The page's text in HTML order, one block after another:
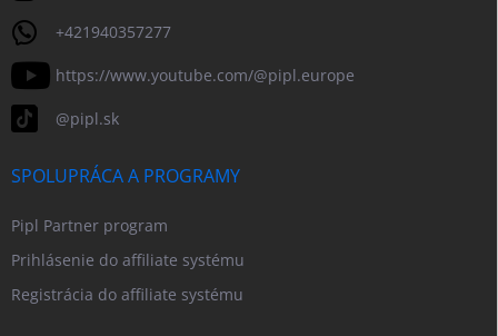
+421940357277
https://www.youtube.com/@pipl.europe
@pipl.sk
SPOLUPRÁCA A PROGRAMY
Pipl Partner program
Prihlásenie do affiliate systému
Registrácia do affiliate systému